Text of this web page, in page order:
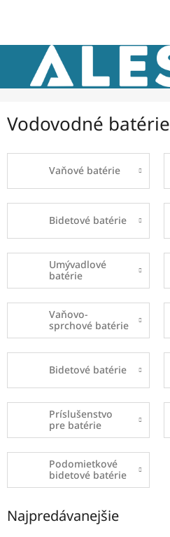
Vodovodné batérie
Vaňové batérie
Bidetové batérie
Umývadlové
batérie
Vaňovo-
sprchové batérie
Bidetové batérie
Príslušenstvo
pre batérie
Podomietkové
bidetové batérie
Najpredávanejšie